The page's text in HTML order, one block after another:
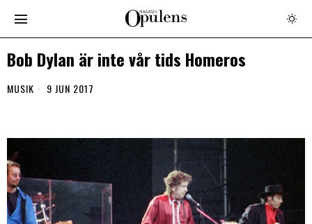
Bob Dylan är inte vår tids Homeros
MUSIK 9 JUN 2017